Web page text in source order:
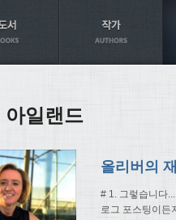
아일랜드
올리버의
# 1. 그렇습니다
로그 포스팅이든